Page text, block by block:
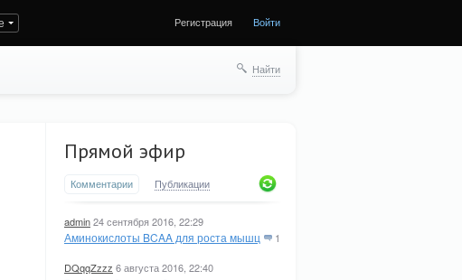
Регистрация Войти
Найти
Прямой эфир
Комментарии Публикации
admin24 сентября 2016, 22:29
Аминокислоты BCAA для роста мышц 1
DQqqZzzz 6 августа 2016, 22:40